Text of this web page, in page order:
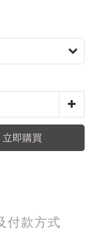
立即購買
付款方式